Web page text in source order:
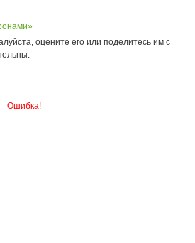
оцените его или поделитесь им с
Ошибка!